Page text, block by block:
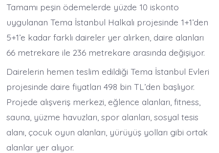
Tamamı peşin ödemelerde yüzde 10 iskonto
uygulanan Tema İstanbul Halkalı projesinde 1+1’den
5+1’e kadar farklı daireler yer alırken, daire alanları
66 metrekare ile 236 metrekare arasında değişiyor.
Dairelerin hemen teslim edildiği Tema İstanbul Evleri
projesinde daire fiyatları 498 bin TL’den başlıyor.
Projede alışveriş merkezi, eğlence alanları, fitness,
sauna, yüzme havuzları, spor alanları, sosyal tesis
alanı, çocuk oyun alanları, yürüyüş yolları gibi ortak
alanlar yer alıyor.